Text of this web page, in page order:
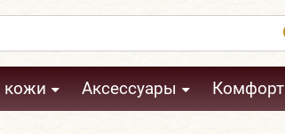
кожи Аксессуары Комфорт